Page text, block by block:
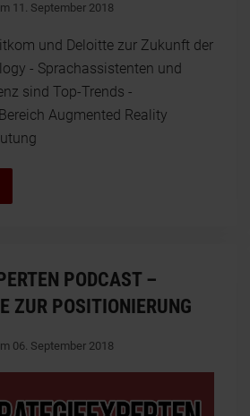
11. September 2018
und Deloitte zur Zukunft der
- Sprachassistenten und
sind Top-Trends -
Augmented Reality
PODCAST –
ZUR POSITIONIERUNG
06. September 2018